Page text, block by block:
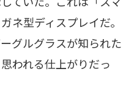
ネ型ディスプレイだ。
グルグラスが知られた
われる仕上がりだっ